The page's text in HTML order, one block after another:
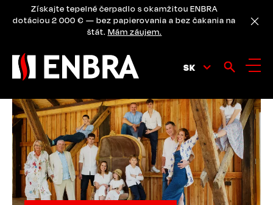
Získajte tepelné čerpadlo s okamžitou ENBRA
dotáciou 2 000 € — bez papierovania a bez čakania na
štát. Mám záujem.
SK